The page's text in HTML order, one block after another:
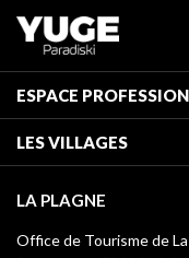
ESPACE
Classement des meublés
Taxe de séjour
Médiathèque
LES VILLAGES
Montchavin - Les Coches
Champagny-en-Vanoise
LA PLAGNE
Office de Tourisme de